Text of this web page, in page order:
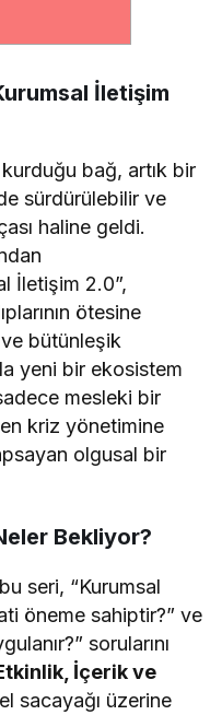
İletişim
bağ, artık bir
sürdürülebilir ve
haline geldi.
İletişim 2.0”,
ötesine
bütünleşik
yeni bir ekosistem
mesleki bir
kriz yönetimine
olgusal bir
Bekliyor?
seri, “Kurumsal
öneme sahiptir?” ve
sorularını
İçerik ve
sacayağı üzerine